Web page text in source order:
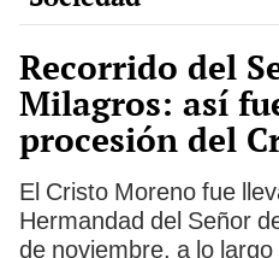
Recorrido del
Milagros: así
procesión del
El Cristo Moreno fue
Hermandad del Señor
de noviembre, a lo